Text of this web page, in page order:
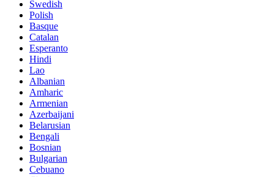
Swedish
Polish
Basque
Catalan
Esperanto
Hindi
Lao
Albanian
Amharic
Armenian
Azerbaijani
Belarusian
Bengali
Bosnian
Bulgarian
Cebuano